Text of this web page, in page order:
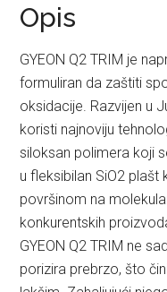
Opis
GYEON Q2 TRIM je
formuliran da zaštiti
oksidacije. Razvijen u
koristi najnoviju
siloksan polimera koji
u fleksibilan SiO2
površinom na
konkurentskih proi
GYEON Q2 TRIM ne
porizira prebrzo, što